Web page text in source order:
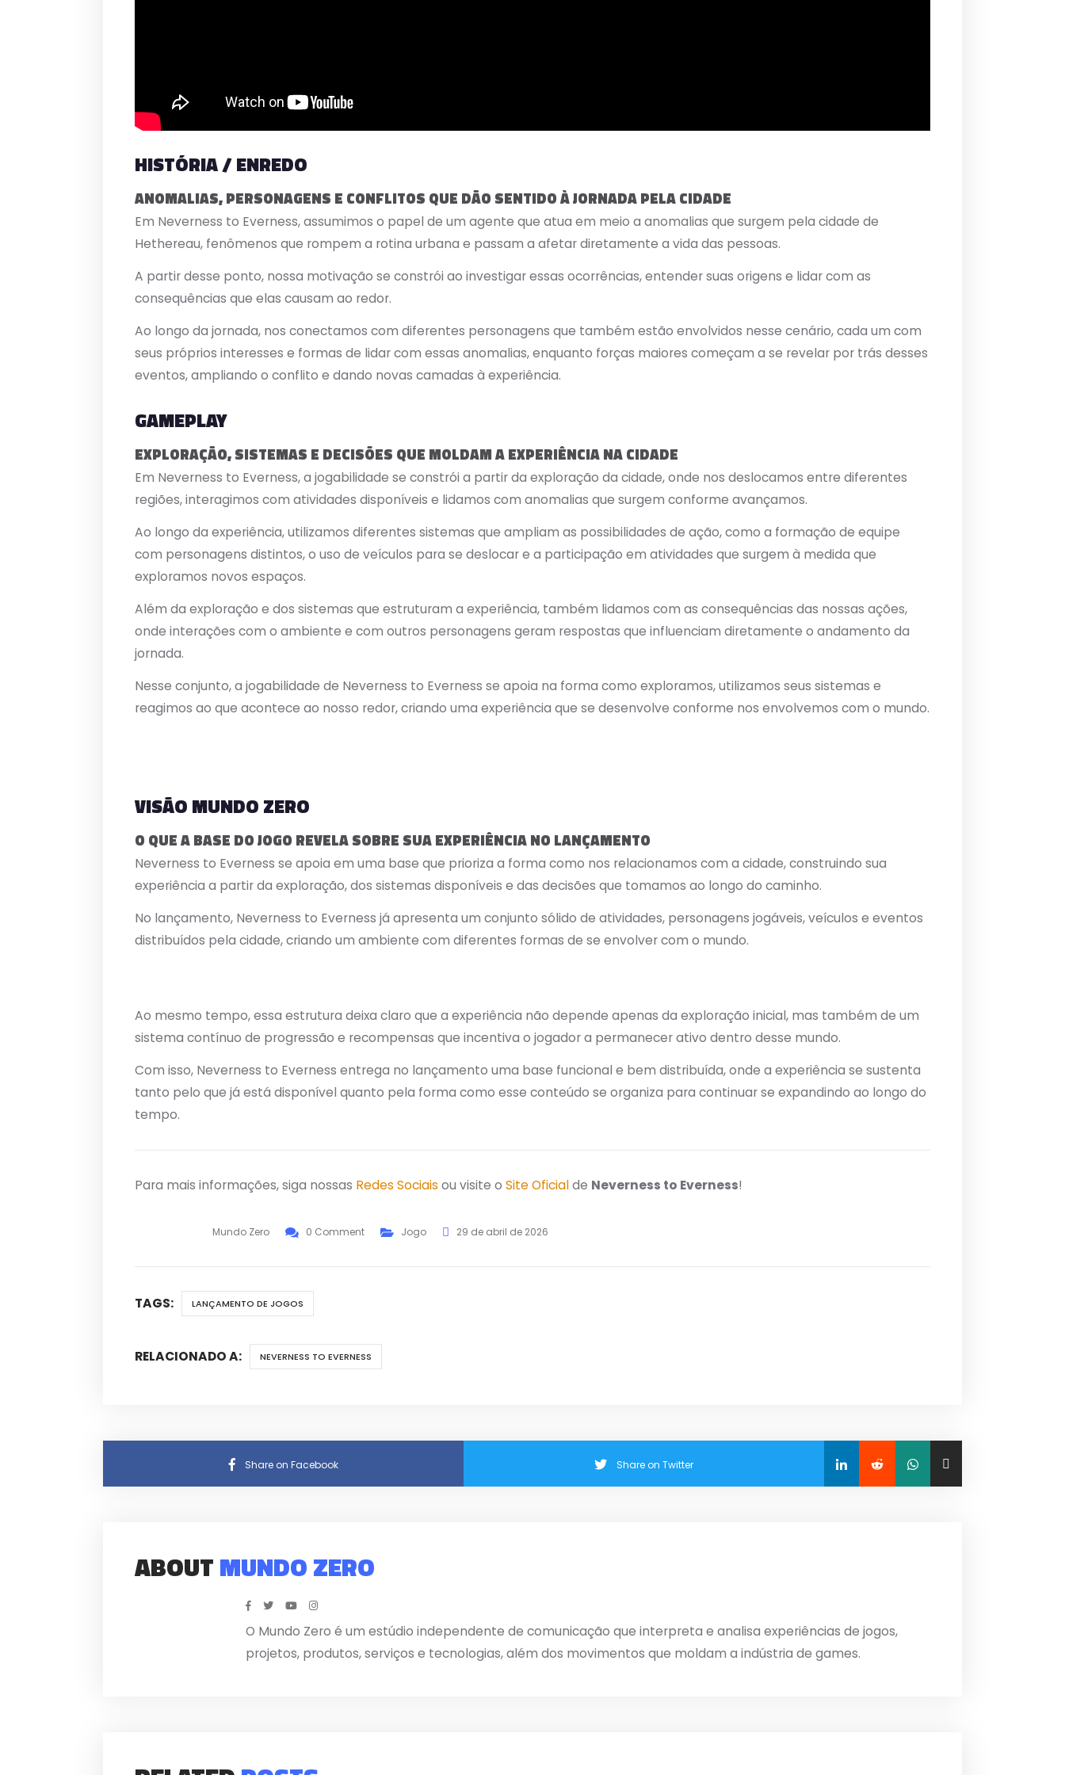
HISTÓRIA / ENREDO
ANOMALIAS, PERSONAGENS E CONFLITOS QUE DÃO SENTIDO À JORNADA PELA CIDADE
Em Neverness to Everness, assumimos o papel de um agente que atua em meio a anomalias que surgem pela cidade de
Hethereau, fenômenos que rompem a rotina urbana e passam a afetar diretamente a vida das pessoas.
A partir desse ponto, nossa motivação se constrói ao investigar essas ocorrências, entender suas origens e lidar com as
consequências que elas causam ao redor.
Ao longo da jornada, nos conectamos com diferentes personagens que também estão envolvidos nesse cenário, cada um com
seus próprios interesses e formas de lidar com essas anomalias, enquanto forças maiores começam a se revelar por trás desses
eventos, ampliando o conflito e dando novas camadas à experiência.
GAMEPLAY
EXPLORAÇÃO, SISTEMAS E DECISÕES QUE MOLDAM A EXPERIÊNCIA NA CIDADE
Em Neverness to Everness, a jogabilidade se constrói a partir da exploração da cidade, onde nos deslocamos entre diferentes
regiões, interagimos com atividades disponíveis e lidamos com anomalias que surgem conforme avançamos.
Ao longo da experiência, utilizamos diferentes sistemas que ampliam as possibilidades de ação, como a formação de equipe
com personagens distintos, o uso de veículos para se deslocar e a participação em atividades que surgem à medida que
exploramos novos espaços.
Além da exploração e dos sistemas que estruturam a experiência, também lidamos com as consequências das nossas ações,
onde interações com o ambiente e com outros personagens geram respostas que influenciam diretamente o andamento da
jornada.
Nesse conjunto, a jogabilidade de Neverness to Everness se apoia na forma como exploramos, utilizamos seus sistemas e
reagimos ao que acontece ao nosso redor, criando uma experiência que se desenvolve conforme nos envolvemos com o mundo.
VISÃO MUNDO ZERO
O QUE A BASE DO JOGO REVELA SOBRE SUA EXPERIÊNCIA NO LANÇAMENTO
Neverness to Everness se apoia em uma base que prioriza a forma como nos relacionamos com a cidade, construindo sua
experiência a partir da exploração, dos sistemas disponíveis e das decisões que tomamos ao longo do caminho.
No lançamento, Neverness to Everness já apresenta um conjunto sólido de atividades, personagens jogáveis, veículos e eventos
distribuídos pela cidade, criando um ambiente com diferentes formas de se envolver com o mundo.
Ao mesmo tempo, essa estrutura deixa claro que a experiência não depende apenas da exploração inicial, mas também de um
sistema contínuo de progressão e recompensas que incentiva o jogador a permanecer ativo dentro desse mundo.
Com isso, Neverness to Everness entrega no lançamento uma base funcional e bem distribuída, onde a experiência se sustenta
tanto pelo que já está disponível quanto pela forma como esse conteúdo se organiza para continuar se expandindo ao longo do
tempo.
Para mais informações, siga nossas Redes Sociais ou visite o Site Oficialde Neverness to Everness!
Mundo Zero 0 Comment Jogo 29 de abril de 2026
TAGS: LANÇAMENTO DE JOGOS
RELACIONADO A: NEVERNESS TO EVERNESS
Share on Facebook Share on Twitter
ABOUTMUNDO ZERO
O Mundo Zero é um estúdio independente de comunicação que interpreta e analisa experiências de jogos,
projetos, produtos, serviços e tecnologias, além dos movimentos que moldam a indústria de games.